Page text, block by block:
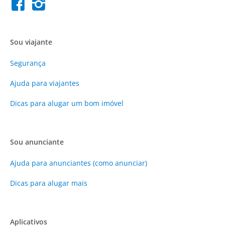
Sou viajante
Segurança
Ajuda para viajantes
Dicas para alugar um bom imóvel
Sou anunciante
Ajuda para anunciantes (como anunciar)
Dicas para alugar mais
Aplicativos